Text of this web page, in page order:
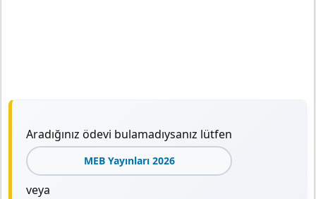
Aradığınız ödevi bulamadıysanız lütfen
MEB Yayınları 2026
veya